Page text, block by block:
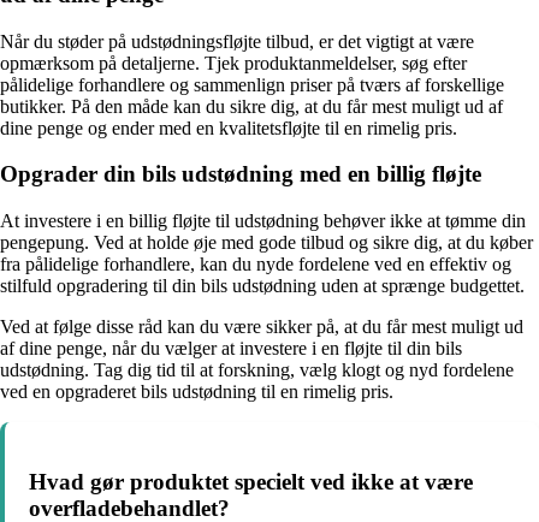
Når du støder på udstødningsfløjte tilbud, er det vigtigt at være
opmærksom på detaljerne. Tjek produktanmeldelser, søg efter
pålidelige forhandlere og sammenlign priser på tværs af forskellige
butikker. På den måde kan du sikre dig, at du får mest muligt ud af
dine penge og ender med en kvalitetsfløjte til en rimelig pris.
Opgrader din bils udstødning med en billig fløjte
At investere i en billig fløjte til udstødning behøver ikke at tømme din
pengepung. Ved at holde øje med gode tilbud og sikre dig, at du køber
fra pålidelige forhandlere, kan du nyde fordelene ved en effektiv og
stilfuld opgradering til din bils udstødning uden at sprænge budgettet.
Ved at følge disse råd kan du være sikker på, at du får mest muligt ud
af dine penge, når du vælger at investere i en fløjte til din bils
udstødning. Tag dig tid til at forskning, vælg klogt og nyd fordelene
ved en opgraderet bils udstødning til en rimelig pris.
Hvad gør produktet specielt ved ikke at være
overfladebehandlet?